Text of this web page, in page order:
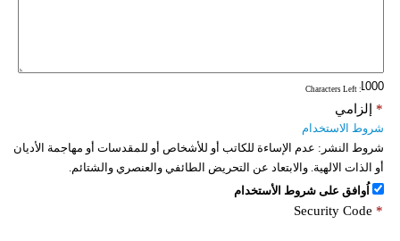
: Characters Left
إلزامي *
شروط الاستخدام
شروط النشر: عدم الإساءة للكاتب أو للأشخاص أو للمقدسات أو مهاجمة الأديان
أو الذات الالهية. والابتعاد عن التحريض الطائفي والعنصري والشتائم.
اُوافق على شروط الأستخدام
Security Code *